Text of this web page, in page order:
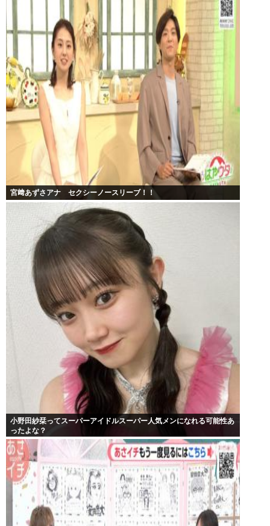
宮﨑あずさアナ セクシーノースリーブ！！
小野田紗栞ってスーパーアイドルスーパー人気メンになれる可能性あ
ったよな？